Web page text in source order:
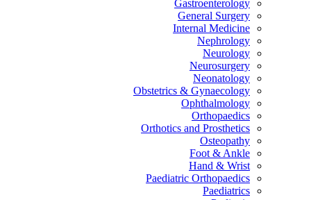
Gastroenterology
General Surgery
Internal Medicine
Nephrology
Neurology
Neurosurgery
Neonatology
Obstetrics & Gynaecology
Ophthalmology
Orthopaedics
Orthotics and Prosthetics
Osteopathy
Foot & Ankle
Hand & Wrist
Paediatric Orthopaedics
Paediatrics